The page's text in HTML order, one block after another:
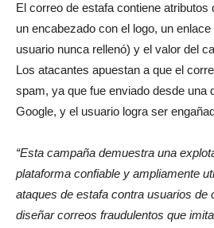
El correo de estafa contiene
un encabezado con el logo, un
usuario nunca rellenó) y el valor del
Los atacantes apuestan a que el
spam, ya que fue enviado desde una
Google, y el usuario logra ser
“Esta campaña demuestra una
plataforma confiable y ampliamente
ataques de estafa contra usuarios de
diseñar correos fraudulentos que